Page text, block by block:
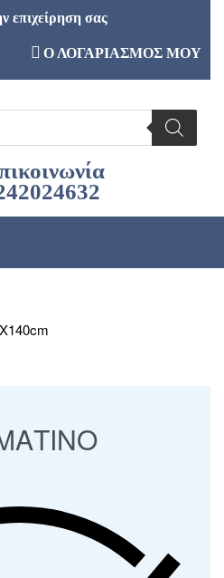
επιχείρηση σας
Ο ΛΟΓΑΡΙΑΣΜΟΣ ΜΟΥ